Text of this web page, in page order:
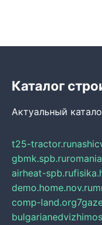
Каталог
Актуальный
t25-tractor.ru
gbmk.spb.ru
airheat-spb.ru
demo.home.nov.ru
comp-land.org